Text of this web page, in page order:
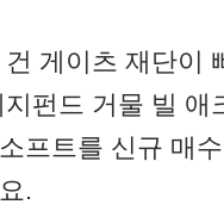
게이츠 재단이
펀드 거물 빌 애
프트를 신규 매
.